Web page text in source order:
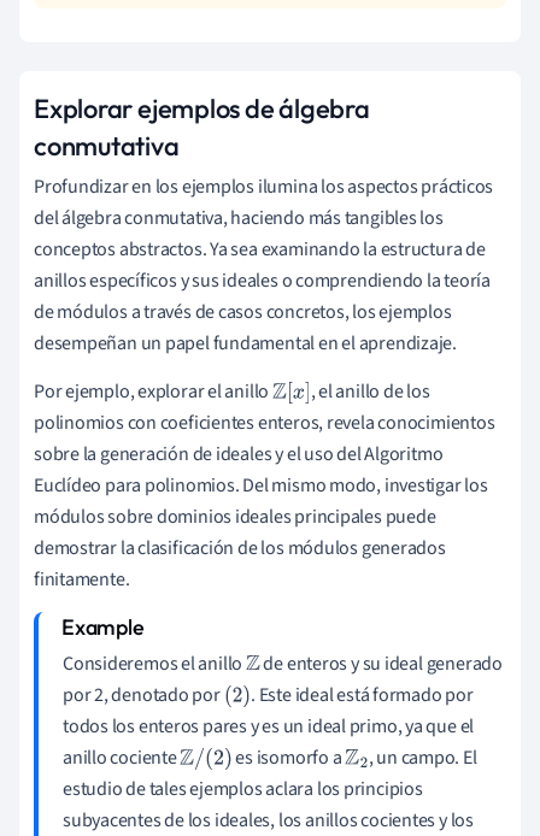
Explorar ejemplos de álgebra
conmutativa
Profundizar en los ejemplos ilumina los aspectos prácticos
del álgebra conmutativa, haciendo más tangibles los
conceptos abstractos. Ya sea examinando la estructura de
anillos específicos y sus ideales o comprendiendo la teoría
de módulos a través de casos concretos, los ejemplos
desempeñan un papel fundamental en el aprendizaje.
Por ejemplo, explorar el anilloZ[x] , el anillo de los
polinomios con coeficientes enteros, revela conocimientos
sobre la generación de ideales y el uso del Algoritmo
Euclídeo para polinomios. Del mismo modo, investigar los
módulos sobre dominios ideales principales puede
demostrar la clasificación de los módulos generados
finitamente.
Consideremos el anilloZde enteros y su ideal generado
por 2, denotado por(2) . Este ideal está formado por
todos los enteros pares y es un ideal primo, ya que el
anillo cocienteZ/(2) es isomorfo aZ2, un campo. El
estudio de tales ejemplos aclara los principios
subyacentes de los ideales, los anillos cocientes y los